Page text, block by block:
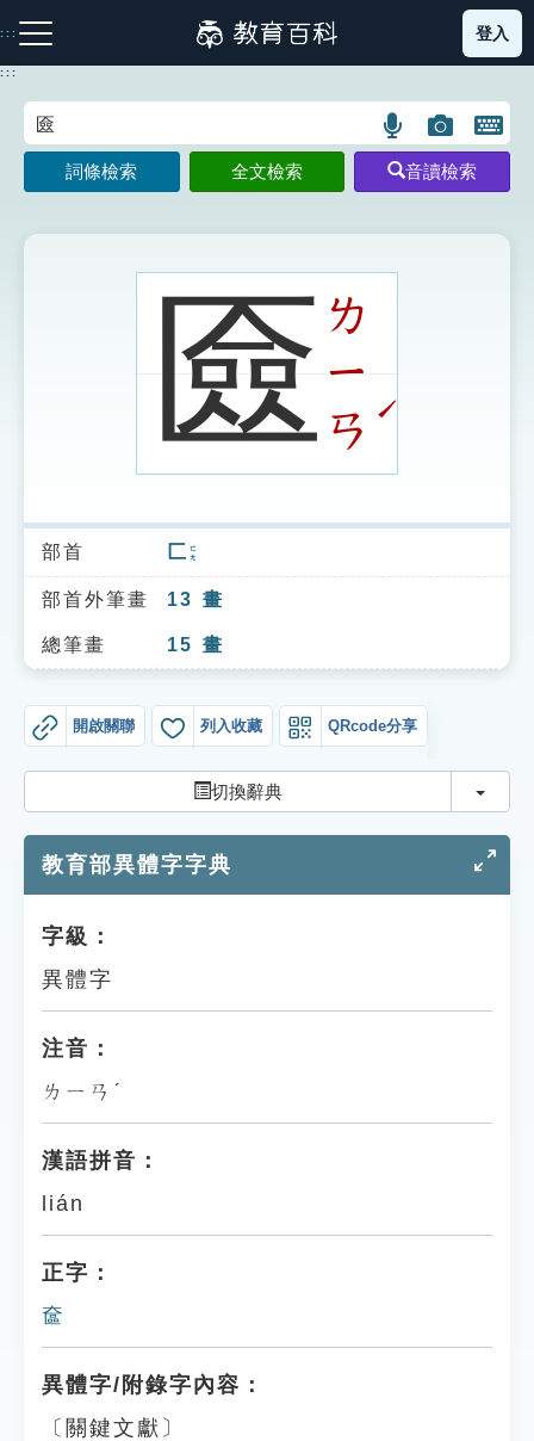
到
主
:::
注音索引圖示 筆畫索引圖示 部首索引表圖示
索引選單
知識索引
單字索引
貓頭鷹博士
登入
:::
語
言
搜
示
圖
片
搜
開
鍵
圖
詞條檢索 全文檢索 音讀檢索
匳ㄌ
ㄧ
ㄢ
ˊ
部首 匚 ㄈㄤ
部首外筆畫 13 畫
總筆畫 15 畫
開啟關聯 列入收藏 QRcode分享
切換辭典 切換
教育部異體字字典
字級：
異體字
注音：
ㄌㄧㄢˊ
漢語拼音：
lián
正字：
奩
異體字/附錄字內容：
〔關鍵文獻〕